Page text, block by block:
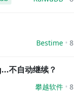
Bestime
不自动继续？
攀越软件